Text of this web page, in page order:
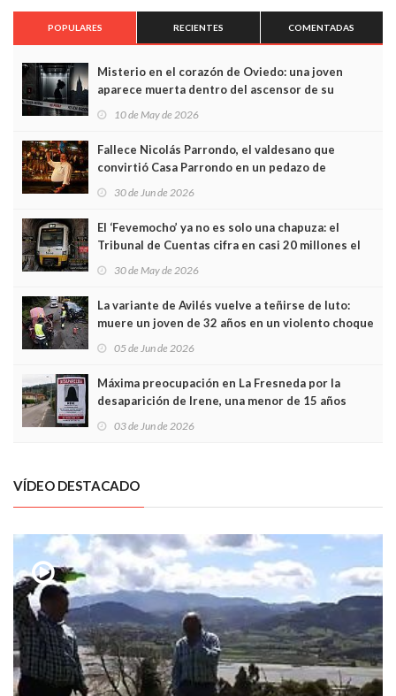
POPULARES RECIENTES COMENTADAS
Misterio en el corazón de Oviedo: una joven
aparece muerta dentro del ascensor de su
edificio y las cámaras captan sus últimos minutos
10 de May de 2026
Fallece Nicolás Parrondo, el valdesano que
convirtió Casa Parrondo en un pedazo de
Asturias en Madrid
30 de Jun de 2026
El ‘Fevemocho’ ya no es solo una chapuza: el
Tribunal de Cuentas cifra en casi 20 millones el
sobrecoste de los trenes que no cabían por los
30 de May de 2026
La variante de Avilés vuelve a teñirse de luto:
muere un joven de 32 años en un violento choque
frontal
05 de Jun de 2026
Máxima preocupación en La Fresneda por la
desaparición de Irene, una menor de 15 años
03 de Jun de 2026
VÍDEO DESTACADO